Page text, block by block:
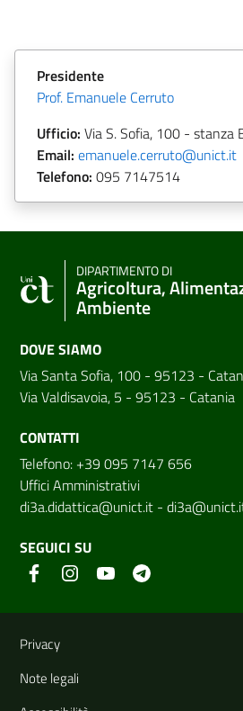
Presidente
Prof. Emanuele Cerruto
Ufficio: Via S. Sofia, 100 - stanza
Email: emanuele.cerruto@unict.it
Telefono: 095 7147514
DIPARTIMENTO DI
Agricoltura,
Ambiente
DOVE SIAMO
Via Santa Sofia, 100 - 95123 -
Via Valdisavoia, 5 - 95123 - Catania
CONTATTI
Telefono: +39 095 7147 656
Uffici Amministrativi
di3a.didattica@unict.it -
SEGUICI SU
Link e informazioni
Privacy
Note legali